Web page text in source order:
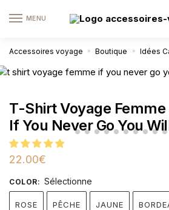
MENU
Accessoires voyage » Boutique » Idées
T-Shirt Voyage Femme
If You Never Go You
22.00€
COLOR: Sélectionne
ROSE PÊCHE JAUNE